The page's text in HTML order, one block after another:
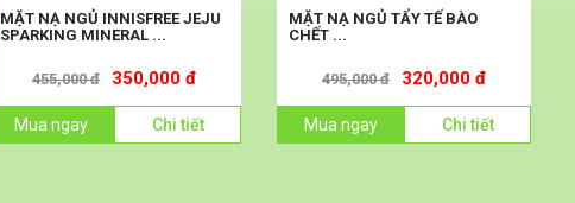
MẶT NẠ NGỦ INNISFREE JEJU
SPARKING MINERAL ...
455,000 đ 350,000 đ
Mua ngay Chi tiết
MẶT NẠ NGỦ TẨY TẾ BÀO
CHẾT ...
495,000 đ 320,000 đ
Mua ngay Chi tiết